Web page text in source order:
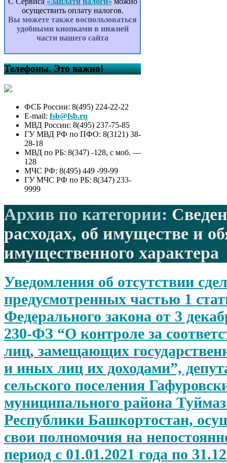
осуществить оплату налогов.
Вы можете также воспользоваться
удобными кнопками в нижней
части нашего сайта
Телефоны. Это важно!
ФСБ России: 8(495) 224-22-22
E-mail: fsb@fsb.ru
МВД России: 8(495) 237-75-85
ГУ МВД РФ по ПФО: 8(3121) 38-
28-18
МВД по РБ: 8(347) -128, с моб. —
128
МЧС РФ: 8(495) 449 -99-99
ГУ МЧС РФ по РБ: 8(347) 233-
9999
Архив по категории:
расходах, об имуществе и
имущественного характера
Уведомления об отсутствии
предусмотренных частью 1
Федерального закона от 3
230-ФЗ “О контроле за
лиц, замещающих
и иных лиц их доходами”,
сельского поселения
муниципального района
Республики Башкортостан,
свои полномочия на
период с 01.01.2021 года по